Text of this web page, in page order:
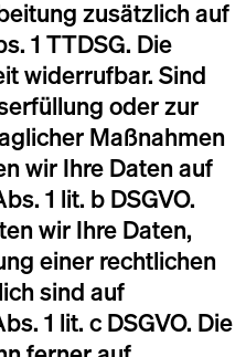
zusätzlich auf
1 TTDSG. Die
widerrufbar. Sind
oder zur
Maßnahmen
wir Ihre Daten auf
1 lit. b DSGVO.
wir Ihre Daten,
einer rechtlichen
sind auf
1 lit. c DSGVO. Die